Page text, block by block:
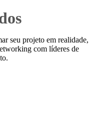
seu projeto em realidade,
com líderes de